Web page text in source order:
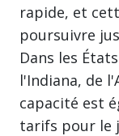
rapide, et
poursuivre
Dans les
l'Indiana, de
capacité est
tarifs pour le